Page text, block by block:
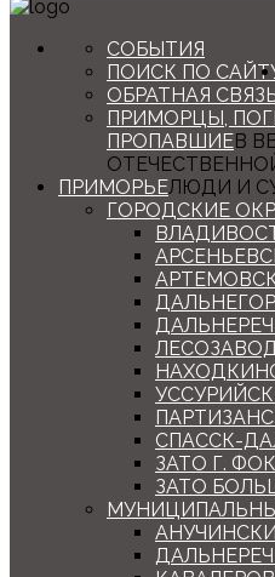
СОБЫТИЯ
ПОИСК ПО
ОБРАТНАЯ
ПРИМОРЦЫ,
ПРОПАВШИЕВ
ПРИМОРЬЕЛЮДИ И
ГОРОДСКИЕ
СПАССК-
ЗАТО Г.
ЗАТО